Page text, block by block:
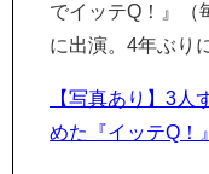
でイッテQ！』（
に出演。4年ぶり
【写真あり】3
めた『イッテQ！